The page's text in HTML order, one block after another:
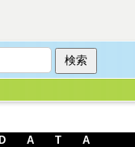
A T A